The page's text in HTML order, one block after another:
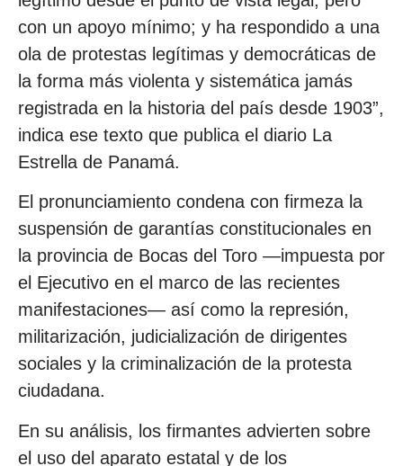
con un apoyo mínimo; y ha respondido a una
ola de protestas legítimas y democráticas de
la forma más violenta y sistemática jamás
registrada en la historia del país desde 1903”,
indica ese texto que publica el diario La
Estrella de Panamá.
El pronunciamiento condena con firmeza la
suspensión de garantías constitucionales en
la provincia de Bocas del Toro —impuesta por
el Ejecutivo en el marco de las recientes
manifestaciones— así como la represión,
militarización, judicialización de dirigentes
sociales y la criminalización de la protesta
ciudadana.
En su análisis, los firmantes advierten sobre
el uso del aparato estatal y de los